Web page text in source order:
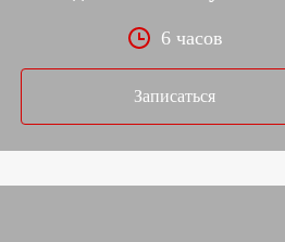
6 часов
Записаться